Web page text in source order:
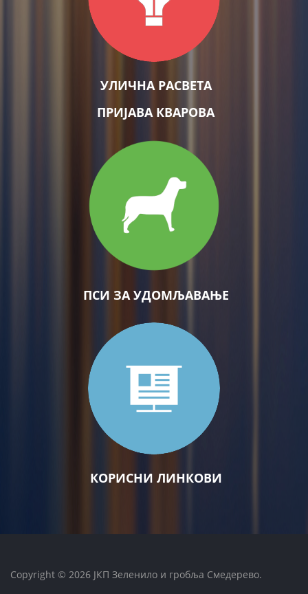
УЛИЧНА РАСВЕТА
ПРИЈАВА КВАРОВА
ПСИ ЗА УДОМЉАВАЊЕ
КОРИСНИ ЛИНКОВИ
Copyright © 2026 ЈКП Зеленило и гробља Смедерево.